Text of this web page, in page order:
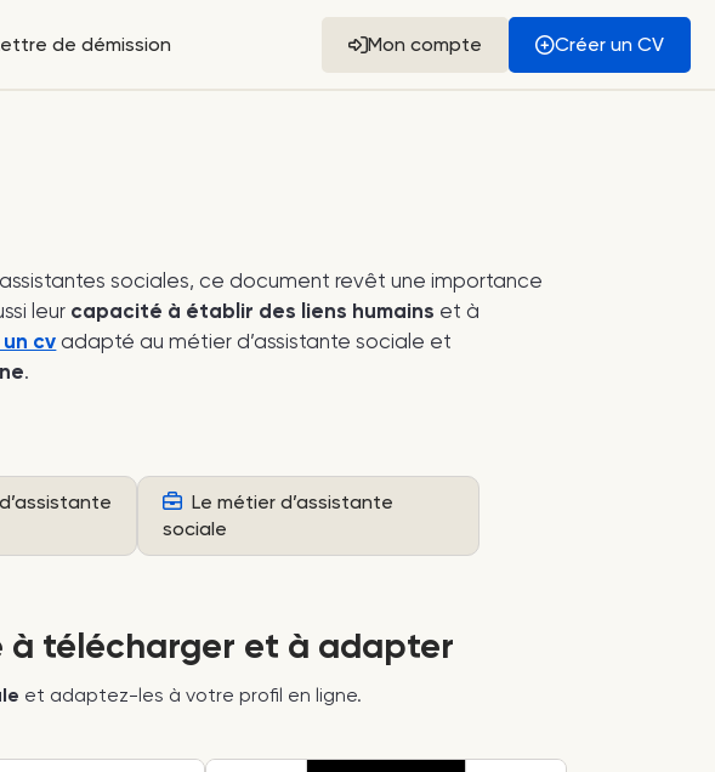
de démission Mon compte Créer un CV
sociales, ce document revêt une importance
leur capacité à établir des liens humains et à
cv adapté au métier d’assistante sociale et
.
Le métier d’assistante
sociale
à télécharger et à adapter
et adaptez-les à votre profil en ligne.